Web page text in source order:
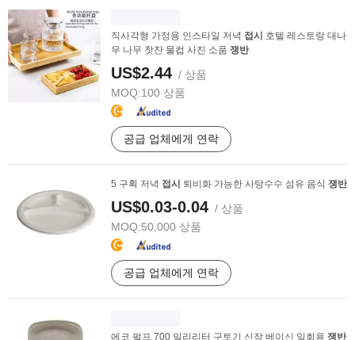
직사각형 가정용 인스타일 저녁 접시 호텔 레스토랑 대나
무 나무 찻잔 물컵 사진 소품 쟁반
US$2.44 / 상품
MOQ:100 상품
공급 업체에게 연락
5 구획 저녁 접시 퇴비화 가능한 사탕수수 섬유 음식 쟁반
US$0.03-0.04 / 상품
MOQ:50,000 상품
공급 업체에게 연락
에코 펄프 700 밀리리터 구토기 신장 베이신 일회용 쟁반